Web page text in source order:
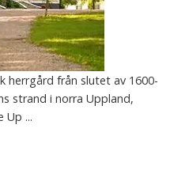
herrgård från slutet av 1600-
strand i norra Uppland,
Up ...